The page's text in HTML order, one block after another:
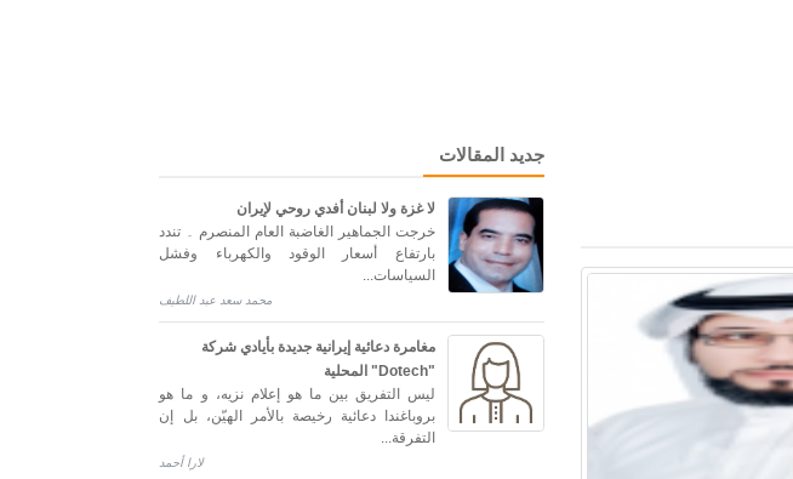
جديد المقالات
لا غزة ولا لبنان أفدي روحي ﻹيران
خرجت الجماهير الغاضبة العام المنصرم ۔ تندد
بارتفاع أسعار الوقود والكهرباء وفشل
السياسات...
محمد سعد عبد اللطیف
مغامرة دعائية إيرانية جديدة بأيادي شركة
"Dotech" المحلية
ليس التفريق بين ما هو إعلام نزيه، و ما هو
بروباغندا دعائية رخيصة بالأمر الهيّن، بل إن
التفرقة...
لارا أحمد